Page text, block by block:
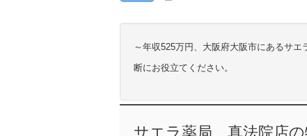
～年収525万円、大阪府大阪市にあるサ
断にお役立てください。
サエラ薬局 真法院店の